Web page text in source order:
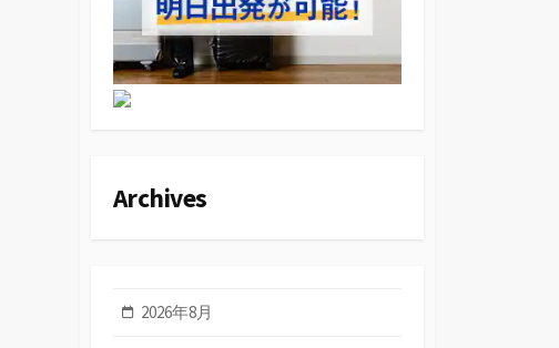
Archives
2026年8月